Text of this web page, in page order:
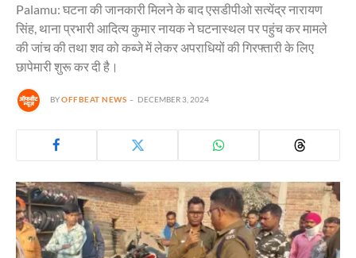
Palamu: घटना की जानकारी मिलने के बाद एसडीपीओ सत्येंद्र नारायण
सिंह, थाना प्रभारी आदित्य कुमार नायक ने घटनास्थल पर पहुंच कर मामले
की जांच की तथा शव को कब्जे में लेकर अपराधियों की गिरफ्तारी के लिए
छापेमारी शुरू कर दी है।
BYOFFBEAT NEWS DECEMBER 3, 2024